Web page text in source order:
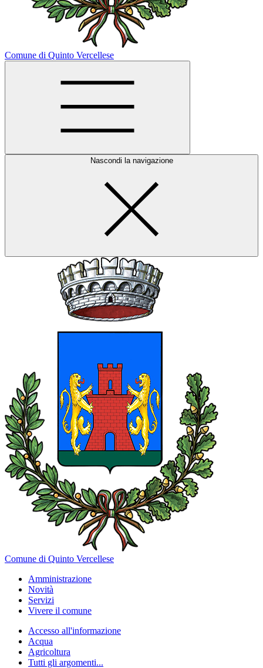
Comune di Quinto Vercellese
Nascondi la navigazione
Comune di Quinto Vercellese
Amministrazione
Novità
Servizi
Vivere il comune
Accesso all'informazione
Acqua
Agricoltura
Tutti gli argomenti...